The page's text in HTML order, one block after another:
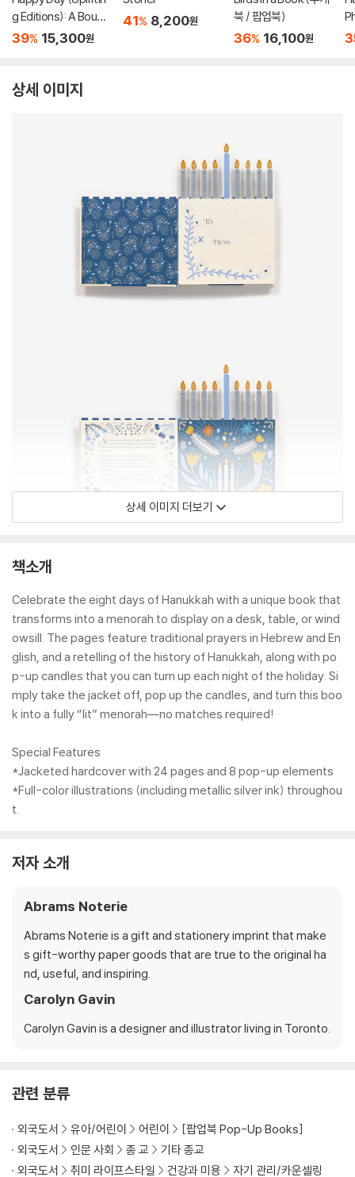
g Editions): A Bouqu
et in a Book (부케북 /
39% 15,300원
41% 8,200원
북 / 팝업북)
36% 16,100원
:
상세 이미지
상세 이미지 더보기
책소개
Celebrate the eight days of Hanukkah with a unique book that
transforms into a menorah to display on a desk, table, or wind
owsill. The pages feature traditional prayers in Hebrew and En
glish, and a retelling of the history of Hanukkah, along with po
p-up candles that you can turn up each night of the holiday. Si
mply take the jacket off, pop up the candles, and turn this boo
k into a fully “lit” menorah―no matches required!
Special Features
*Jacketed hardcover with 24 pages and 8 pop-up elements
*Full-color illustrations (including metallic silver ink) throughou
t.
저자 소개
Abrams Noterie
Abrams Noterie is a gift and stationery imprint that make
s gift-worthy paper goods that are true to the original ha
nd, useful, and inspiring.
Carolyn Gavin
Carolyn Gavin is a designer and illustrator living in Toronto.
관련 분류
외국도서 유아/어린이 어린이
[팝업북 Pop-Up Books]
외국도서
인문 사회 종 교
기타 종교
외국도서
취미 라이프스타일 건강과 미용
자기 관리/카운셀링